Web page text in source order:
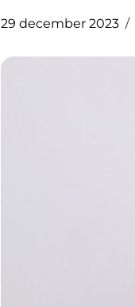
29 december 2023